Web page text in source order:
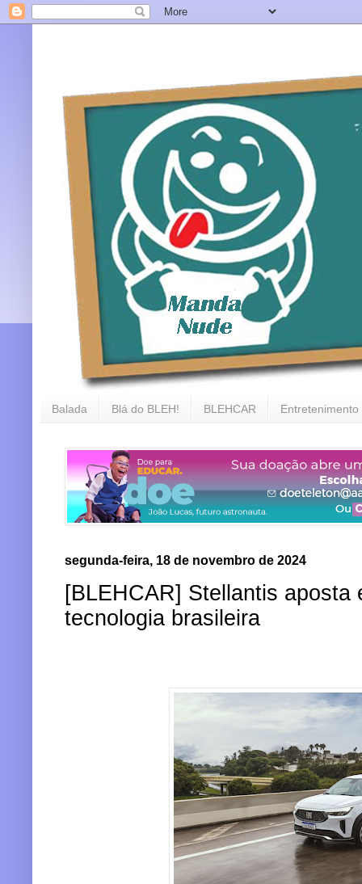
Balada Blá do BLEH! BLEHCAR Entretenimento
segunda-feira, 18 de novembro de 2024
[BLEHCAR] Stellantis aposta
tecnologia brasileira